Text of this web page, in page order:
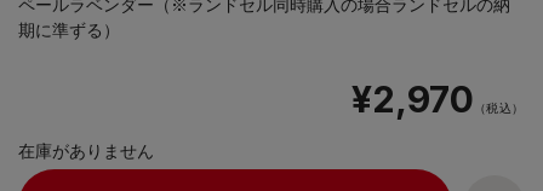
ペールラベンダー（※ランドセル同時購入の場合ランドセルの納
期に準ずる）
¥2,970 （税込）
在庫がありません